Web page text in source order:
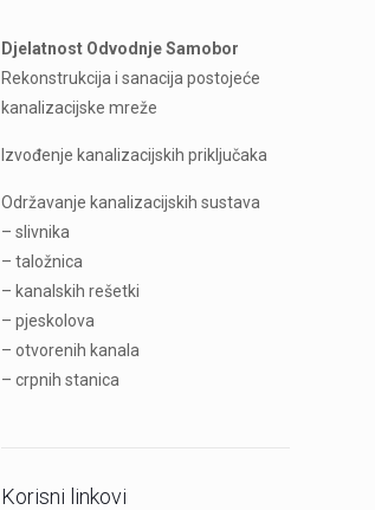
Djelatnost Odvodnje Samobor
Rekonstrukcija i sanacija postojeće
kanalizacijske mreže
Izvođenje kanalizacijskih priključaka
Održavanje kanalizacijskih sustava
– slivnika
– taložnica
– kanalskih rešetki
– pjeskolova
– otvorenih kanala
– crpnih stanica
Korisni linkovi